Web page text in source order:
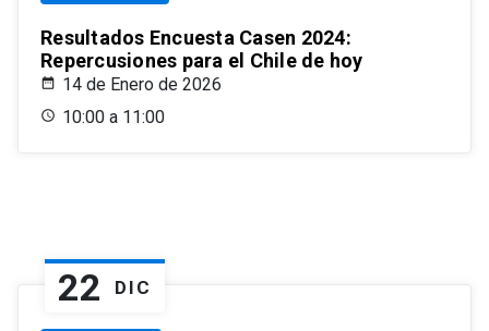
Resultados Encuesta Casen 2024:
Repercusiones para el Chile de hoy
14 de Enero de 2026
10:00 a 11:00
22 DIC